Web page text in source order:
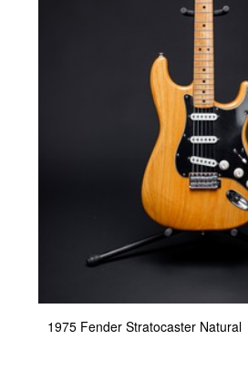
1975 Fender Stratocaster Natural